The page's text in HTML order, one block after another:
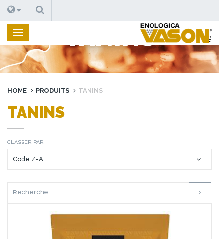
RECHERCHE
TANINS
HOME PRODUITS TANINS
TANINS
CLASSER PAR: